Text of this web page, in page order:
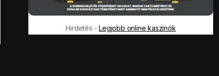
Hirdetés -Legjobb online kaszinók